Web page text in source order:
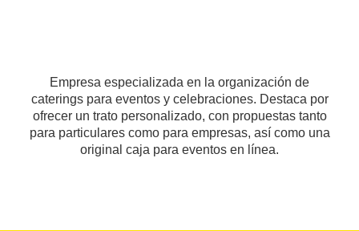
Empresa especializada en la organización de
caterings para eventos y celebraciones. Destaca por
ofrecer un trato personalizado, con propuestas tanto
para particulares como para empresas, así como una
original caja para eventos en línea.